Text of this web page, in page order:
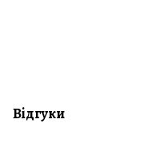
Відгуки